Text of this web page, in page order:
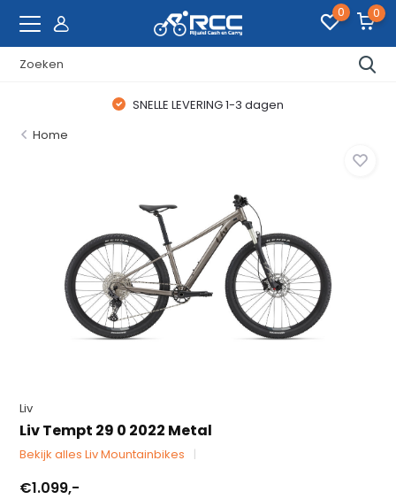
0 0
SNELLE LEVERING 1-3 dagen
Home
Liv
Liv Tempt 29 0 2022 Metal
Bekijk alles Liv Mountainbikes
€1.099,-